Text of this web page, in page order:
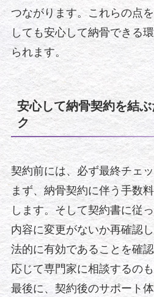
つながります。これらの点
しても安心して納骨できる
られます。
安心して納骨契約を結
ク
契約前には、必ず最終チェ
まず、納骨契約に伴う手数
します。そして契約書に従
内容に変更がないか再確認
法的に有効であることを確
応じて専門家に相談するの
最後に、契約後のサポート